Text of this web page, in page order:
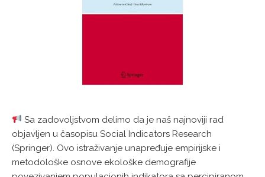
Sa zadovoljstvom delimo da je naš najnoviji rad
objavljen u časopisu Social Indicators Research
(Springer). Ovo istraživanje unapređuje empirijske i
metodološke osnove ekološke demografije